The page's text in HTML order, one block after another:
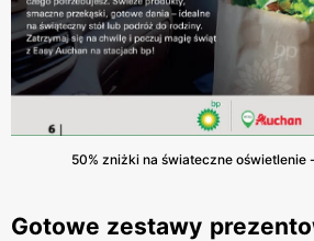
50% zniżki na świateczne oświetlenie
Gotowe zestawy